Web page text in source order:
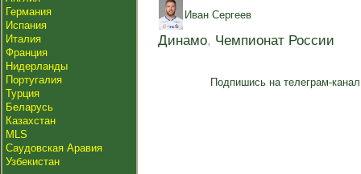
Германия
Испания
Италия
Франция
Нидерланды
Португалия
Турция
Беларусь
Казахстан
MLS
Саудовская Аравия
Узбекистан
Иван Сергеев
Динамо, Чемпионат России
Подпишись на телеграм-